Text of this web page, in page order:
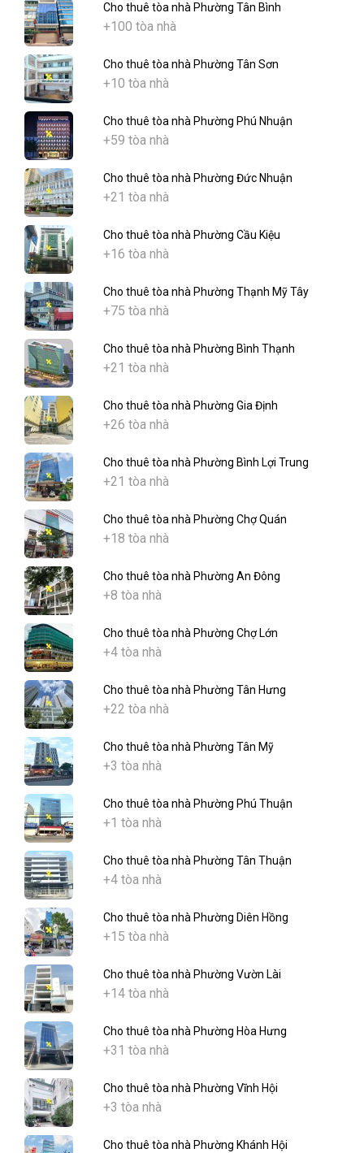
Cho thuê tòa nhà Phường Tân Bình
+100 tòa nhà
Cho thuê tòa nhà Phường Tân Sơn
+10 tòa nhà
Cho thuê tòa nhà Phường Phú Nhuận
+59 tòa nhà
Cho thuê tòa nhà Phường Đức Nhuận
+21 tòa nhà
Cho thuê tòa nhà Phường Cầu Kiệu
+16 tòa nhà
Cho thuê tòa nhà Phường Thạnh Mỹ Tây
+75 tòa nhà
Cho thuê tòa nhà Phường Bình Thạnh
+21 tòa nhà
Cho thuê tòa nhà Phường Gia Định
+26 tòa nhà
Cho thuê tòa nhà Phường Bình Lợi Trung
+21 tòa nhà
Cho thuê tòa nhà Phường Chợ Quán
+18 tòa nhà
Cho thuê tòa nhà Phường An Đông
+8 tòa nhà
Cho thuê tòa nhà Phường Chợ Lớn
+4 tòa nhà
Cho thuê tòa nhà Phường Tân Hưng
+22 tòa nhà
Cho thuê tòa nhà Phường Tân Mỹ
+3 tòa nhà
Cho thuê tòa nhà Phường Phú Thuận
+1 tòa nhà
Cho thuê tòa nhà Phường Tân Thuận
+4 tòa nhà
Cho thuê tòa nhà Phường Diên Hồng
+15 tòa nhà
Cho thuê tòa nhà Phường Vườn Lài
+14 tòa nhà
Cho thuê tòa nhà Phường Hòa Hưng
+31 tòa nhà
Cho thuê tòa nhà Phường Vĩnh Hội
+3 tòa nhà
Cho thuê tòa nhà Phường Khánh Hội